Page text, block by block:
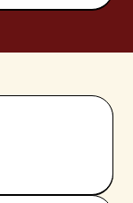
muy
tanto,
confianza